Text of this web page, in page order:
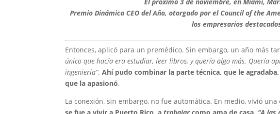
Premio Dinámica CEO del Año, otorgado por el Council of the
los empresarios
Entonces, aplicó para un premédico. Sin embargo, un año más
único que hacía era estudiar, leer libros, y quería algo más. Quería
ingeniería”.Ahí pudo combinar la parte técnica, que le
que la apasionó.
La conexión, sin embargo, no fue automática. En medio, vivió